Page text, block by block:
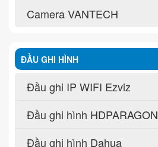
Camera VANTECH
ĐẦU GHI HÌNH
Đầu ghi IP WIFI Ezviz
Đầu ghi hình HDPARAGON
Đầu ghi hình Dahua